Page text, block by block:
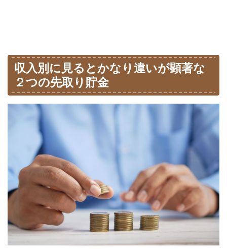
収入別に見るとかなり違いが顕著な
２つの先取り貯金